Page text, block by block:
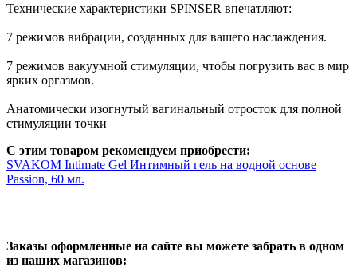
Технические характеристики SPINSER впечатляют:
7 режимов вибрации, созданных для вашего наслаждения.
7 режимов вакуумной стимуляции, чтобы погрузить вас в мир
ярких оргазмов.
Анатомически изогнутый вагинальный отросток для полной
стимуляции точки
С этим товаром рекомендуем приобрести:
SVAKOM Intimate Gel Интимный гель на водной основе
Passion, 60 мл.
Заказы оформленные на сайте вы можете забрать в одном
из наших магазинов: